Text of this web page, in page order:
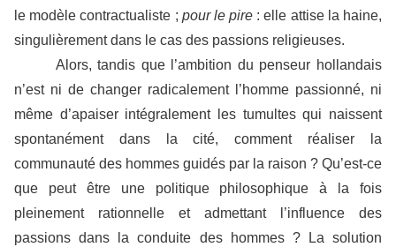
le modèle contractualiste ; pour le pire : elle attise la haine,
singulièrement dans le cas des passions religieuses.
Alors, tandis que l’ambition du penseur hollandais
n’est ni de changer radicalement l’homme passionné, ni
même d’apaiser intégralement les tumultes qui naissent
spontanément dans la cité, comment réaliser la
communauté des hommes guidés par la raison ? Qu’est-ce
que peut être une politique philosophique à la fois
pleinement rationnelle et admettant l’influence des
passions dans la conduite des hommes ? La solution